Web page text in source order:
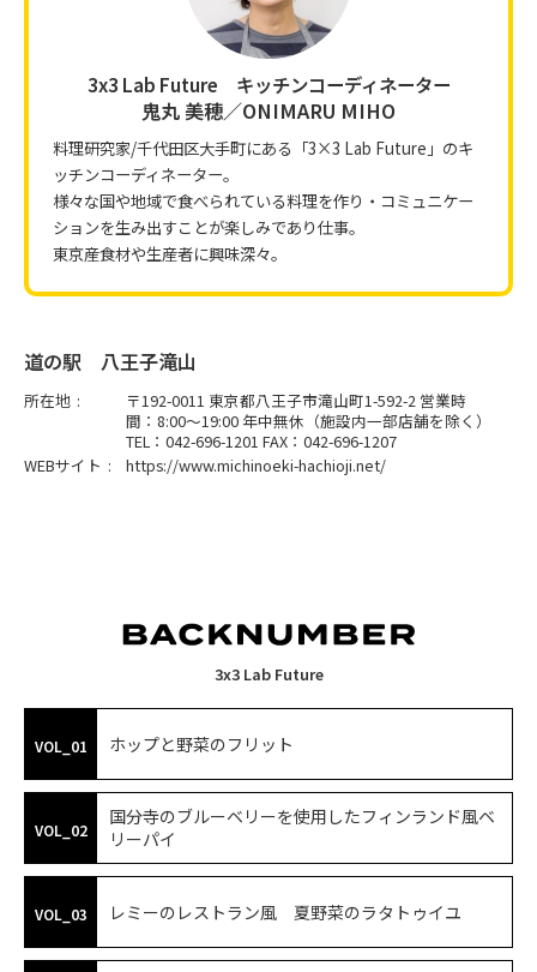
3x3 Lab Future キッチンコーディネーター
鬼丸 美穂／ONIMARU MIHO
料理研究家/千代田区大手町にある「3×3 Lab Future」のキ
ッチンコーディネーター。
様々な国や地域で食べられている料理を作り・コミュニケー
ションを生み出すことが楽しみであり仕事。
東京産食材や生産者に興味深々。
道の駅 八王子滝山
所在地
〒192-0011 東京都八王子市滝山町1-592-2 営業時
間：8:00～19:00 年中無休（施設内一部店舗を除く）
TEL：042-696-1201 FAX：042-696-1207
WEBサイト
https://www.michinoeki-hachioji.net/
3x3 Lab Future
VOL_01 ホップと野菜のフリット
VOL_02
国分寺のブルーベリーを使用したフィンランド風ベ
リーパイ
VOL_03 レミーのレストラン風 夏野菜のラタトゥイユ